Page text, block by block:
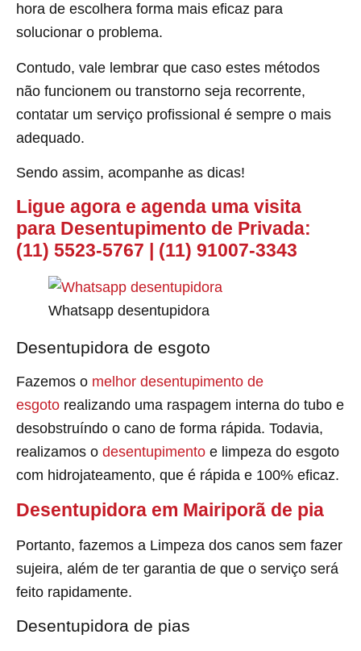
hora de escolhera forma mais eficaz para
solucionar o problema.
Contudo, vale lembrar que caso estes métodos
não funcionem ou transtorno seja recorrente,
contatar um serviço profissional é sempre o mais
adequado.
Sendo assim, acompanhe as dicas!
Ligue agora e agenda uma visita
para Desentupimento de Privada:
(11) 5523-5767
(11) 91007-3343
Whatsapp desentupidora
Desentupidora de esgoto
Fazemos o melhor desentupimento de
esgoto realizando uma raspagem interna do tubo e
desobstruíndo o cano de forma rápida. Todavia,
realizamos o desentupimento e limpeza do esgoto
com hidrojateamento, que é rápida e 100% eficaz.
Desentupidora em Mairiporã de pia
Portanto, fazemos a Limpeza dos canos sem fazer
sujeira, além de ter garantia de que o serviço será
feito rapidamente.
Desentupidora de pias